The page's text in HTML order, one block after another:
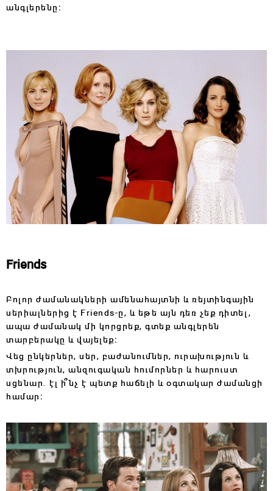
անգլերենը։
Friends
Բոլոր ժամանակների ամենահայտնի և ռեյտինգային
սերիալներից է Friends-ը, և եթե այն դեռ չեք դիտել,
ապա ժամանակ մի կորցրեք, գտեք անգլերեն
տարբերակը և վայելեք։
Վեց ընկերներ, սեր, բաժանումներ, ուրախություն և
տխրություն, անզուգական հումորներ և հարուստ
սցենար․ էլ ի՞նչ է պետք հաճելի և օգտակար ժամանցի
համար։